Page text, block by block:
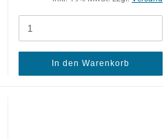
In den Warenkorb